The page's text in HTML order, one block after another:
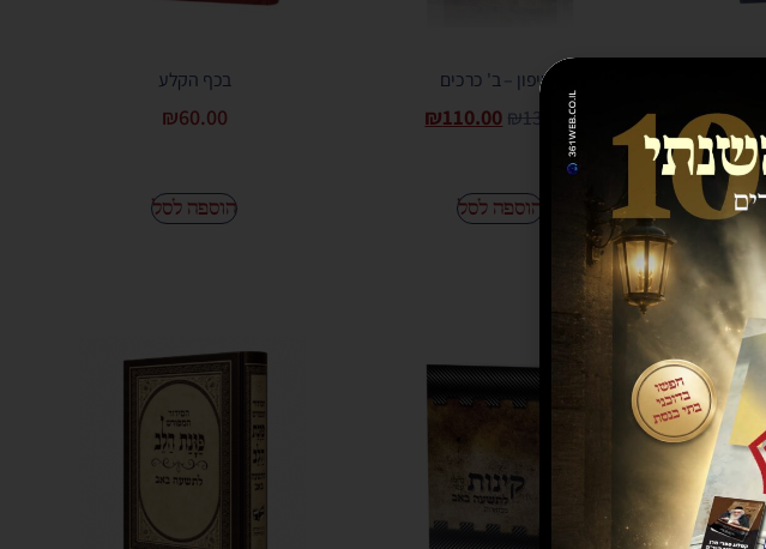
יוסיפון – ב' כרכים
₪135.00
₪110.00
הוספה לסל
בכף הקלע
₪60.00
הוספה לסל